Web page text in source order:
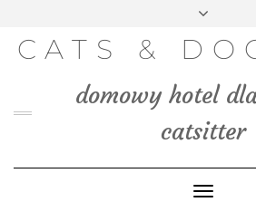
content
MEDIA
KONTAKT
CATS &
domowy hotel
catsitter
Toggle